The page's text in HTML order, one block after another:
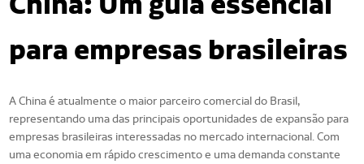
para empresas brasileiras
A China é atualmente o maior parceiro comercial do Brasil,
representando uma das principais oportunidades de expansão para
empresas brasileiras interessadas no mercado internacional. Com
uma economia em rápido crescimento e uma demanda constante